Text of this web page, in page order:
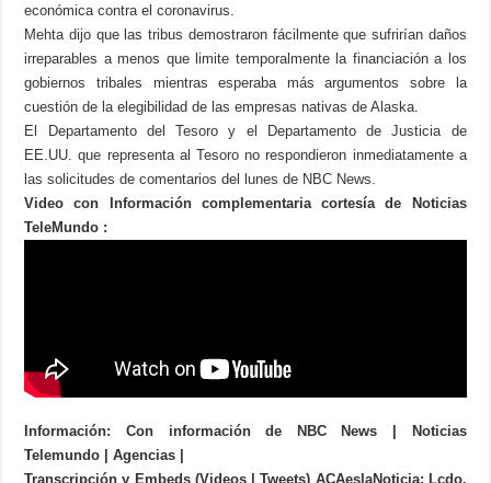
económica contra el coronavirus.
Mehta dijo que las tribus demostraron fácilmente que sufrirían daños
irreparables a menos que limite temporalmente la financiación a los
gobiernos tribales mientras esperaba más argumentos sobre la
cuestión de la elegibilidad de las empresas nativas de Alaska.
El Departamento del Tesoro y el Departamento de Justicia de
EE.UU. que representa al Tesoro no respondieron inmediatamente a
las solicitudes de comentarios del lunes de NBC News.
Video con Información complementaria cortesía de Noticias
TeleMundo :
Información: Con información de NBC News | Noticias
Telemundo | Agencias |
Transcripción y Embeds (Videos | Tweets) ACAeslaNoticia: Lcdo.